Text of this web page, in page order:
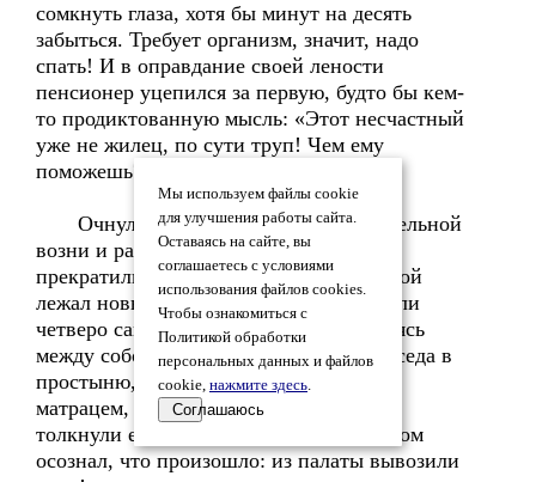
сомкнуть глаза, хотя бы минут на десять
забыться. Требует организм, значит, надо
спать! И в оправдание своей лености
пенсионер уцепился за первую, будто бы кем-
то продиктованную мысль: «Этот несчастный
уже не жилец, по сути труп! Чем ему
поможешь?!»
Очнулся Борис Ильич от подозрительной
возни и разговора в палате. Стоны
прекратились. Возле кровати, на которой
лежал новый пациент, на этот раз стояли
четверо санитаров. Они, переговариваясь
между собой вполголоса, завернули соседа в
простыню, приподняли над полосатым
матрацем, перегрузили на кушетку и
толкнули ее к двери. Пенсионер с трудом
осознал, что произошло: из палаты вывозили
Мы используем файлы cookie
для улучшения работы сайта.
Оставаясь на сайте, вы
соглашаетесь с условиями
использования файлов cookies.
Чтобы ознакомиться с
Политикой обработки
персональных данных и файлов
cookie, нажмите здесь.
Соглашаюсь